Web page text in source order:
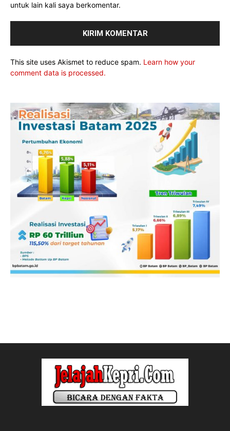
untuk lain kali saya berkomentar.
This site uses Akismet to reduce spam. Learn how your
comment data is processed.